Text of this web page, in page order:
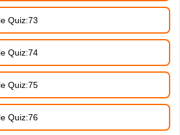
Quiz:73
Quiz:74
Quiz:75
Quiz:76